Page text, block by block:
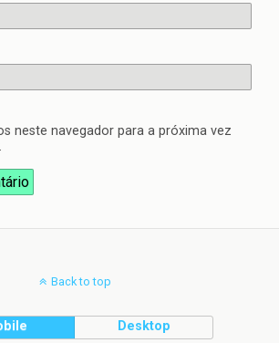
neste navegador para a próxima vez
Back to top
Desktop